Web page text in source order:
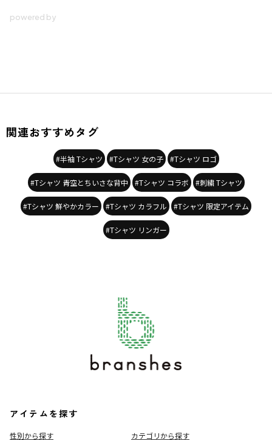
関連おすすめタグ
#半袖 Tシャツ #Tシャツ 女の子 #Tシャツ ロゴ
#Tシャツ 青空とちいさな背中 #Tシャツ コラボ #刺繍 Tシャツ
#Tシャツ 鮮やかカラー #Tシャツ カラフル #Tシャツ 限定アイテム
#Tシャツ リンガー
アイテムを探す
性別から探す
カテゴリから探す